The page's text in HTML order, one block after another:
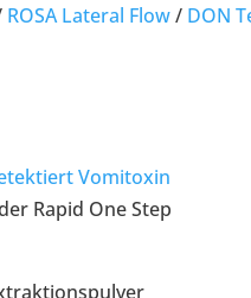
ROSA Lateral Flow/ DON
Vomitoxin
Rapid One Step